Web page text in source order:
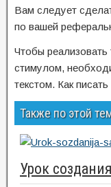
Вам следует
по вашей
Чтобы реализовать
стимулом,
текстом. Как
Также по этой
Урок